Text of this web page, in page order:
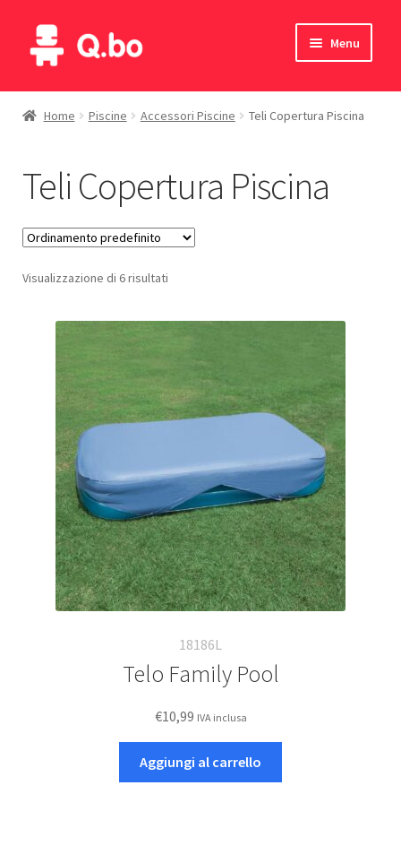
Vai
alla
Vai
al
Menu
Home
Prodotti
Catalogo
Contatti
Il mio account
English
Deutsch
Italiano
Home Piscine Accessori Piscine Teli Copertura Piscina
Teli Copertura Piscina
Visualizzazione di 6 risultati
18186L
Telo Family Pool
€10,99 IVA inclusa
Aggiungi al carrello